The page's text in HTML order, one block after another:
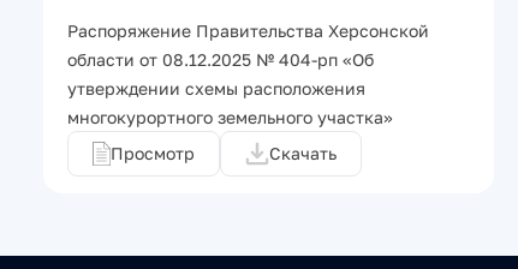
Распоряжение Правительства Херсонской
области от 08.12.2025 № 404-рп «Об
утверждении схемы расположения
многокурортного земельного участка»
Просмотр
Скачать